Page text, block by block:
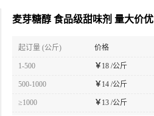
麦芽糖醇 食品级甜味剂 量大价优
起订量 (公斤) 价格
1-500 ￥18 /公斤
500-1000 ￥14 /公斤
≥1000 ￥13 /公斤